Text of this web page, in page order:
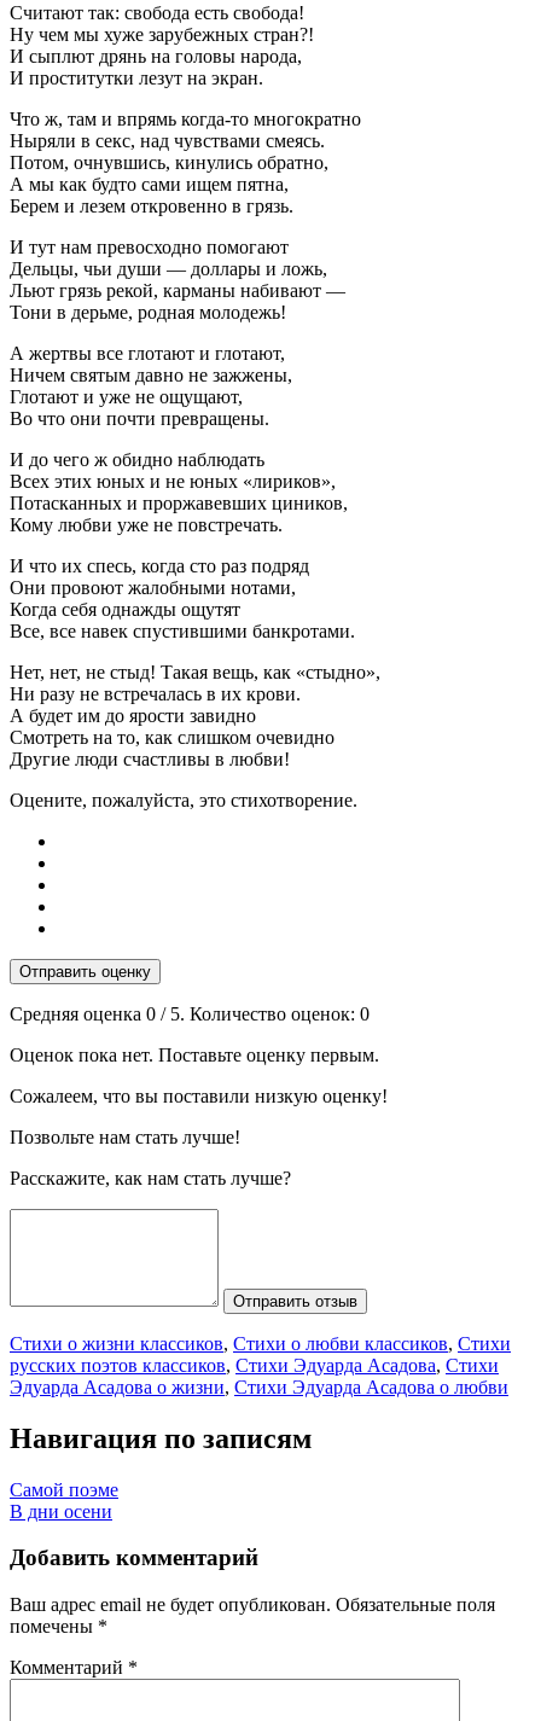
Считают так: свобода есть свобода!
Ну чем мы хуже зарубежных стран?!
И сыплют дрянь на головы народа,
И проститутки лезут на экран.
Что ж, там и впрямь когда-то многократно
Ныряли в секс, над чувствами смеясь.
Потом, очнувшись, кинулись обратно,
А мы как будто сами ищем пятна,
Берем и лезем откровенно в грязь.
И тут нам превосходно помогают
Дельцы, чьи души — доллары и ложь,
Льют грязь рекой, карманы набивают —
Тони в дерьме, родная молодежь!
А жертвы все глотают и глотают,
Ничем святым давно не зажжены,
Глотают и уже не ощущают,
Во что они почти превращены.
И до чего ж обидно наблюдать
Всех этих юных и не юных «лириков»,
Потасканных и проржавевших циников,
Кому любви уже не повстречать.
И что их спесь, когда сто раз подряд
Они провоют жалобными нотами,
Когда себя однажды ощутят
Все, все навек спустившими банкротами.
Нет, нет, не стыд! Такая вещь, как «стыдно»,
Ни разу не встречалась в их крови.
А будет им до ярости завидно
Смотреть на то, как слишком очевидно
Другие люди счастливы в любви!
Оцените, пожалуйста, это стихотворение.
Отправить оценку
Средняя оценка 0 / 5. Количество оценок: 0
Оценок пока нет. Поставьте оценку первым.
Сожалеем, что вы поставили низкую оценку!
Позвольте нам стать лучше!
Расскажите, как нам стать лучше?
Отправить отзыв
Стихи о жизни классиков, Стихи о любви классиков, Стихи
русских поэтов классиков, Стихи Эдуарда Асадова, Стихи
Эдуарда Асадова о жизни, Стихи Эдуарда Асадова о любви
Навигация по записям
Самой поэме
В дни осени
Добавить комментарий
Ваш адрес email не будет опубликован. Обязательные поля
помечены *
Комментарий *